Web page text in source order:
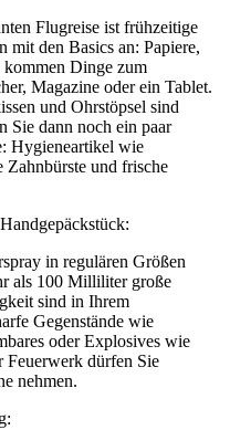
Flugreise ist frühzeitige
mit den Basics an: Papiere,
Dinge zum
Magazine oder ein Tablet.
und Ohrstöpsel sind
Sie dann noch ein paar
Hygieneartikel wie
Zahnbürste und frische
in regulären Größen
als 100 Milliliter große
sind in Ihrem
Gegenstände wie
oder Explosives wie
Feuerwerk dürfen Sie
nehmen.